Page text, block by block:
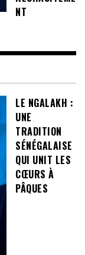
NT
LE NGALAKH :
UNE
TRADITION
SÉNÉGALAISE
QUI UNIT LES
CŒURS À
PÂQUES